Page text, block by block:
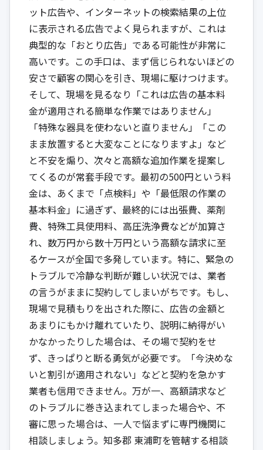
ット広告や、インターネットの検索結果の上位
に表示される広告でよく見られますが、これは
典型的な「おとり広告」である可能性が非常に
高いです。この手口は、まず信じられないほどの
安さで顧客の関心を引き、現場に駆けつけます。
そして、現場を見るなり「これは広告の基本料
金が適用される簡単な作業ではありません」
「特殊な器具を使わないと直りません」「この
まま放置すると大変なことになりますよ」など
と不安を煽り、次々と高額な追加作業を提案し
てくるのが常套手段です。最初の500円という料
金は、あくまで「点検料」や「最低限の作業の
基本料金」に過ぎず、最終的には出張費、薬剤
費、特殊工具使用料、高圧洗浄費などが加算さ
れ、数万円から数十万円という高額な請求に至
るケースが全国で多発しています。特に、緊急の
トラブルで冷静な判断が難しい状況では、業者
の言うがままに契約してしまいがちです。もし、
現場で見積もりを出された際に、広告の金額と
あまりにもかけ離れていたり、説明に納得がい
かなかったりした場合は、その場で契約をせ
ず、きっぱりと断る勇気が必要です。「今決めな
いと割引が適用されない」などと契約を急かす
業者も信用できません。万が一、高額請求など
のトラブルに巻き込まれてしまった場合や、不
審に思った場合は、一人で悩まずに専門機関に
相談しましょう。知多郡 東浦町を管轄する相談